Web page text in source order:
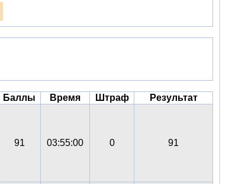
Баллы Время Штраф Результат
91 03:55:00 0 91